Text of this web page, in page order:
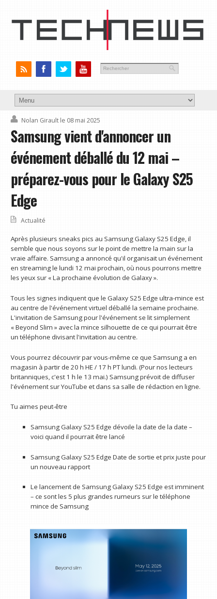
Nolan Girault le 08 mai 2025
Samsung vient d'annoncer un
événement déballé du 12 mai –
préparez-vous pour le Galaxy S25
Edge
Actualité
Après plusieurs sneaks pics au Samsung Galaxy S25 Edge, il
semble que nous soyons sur le point de mettre la main sur la
vraie affaire. Samsung a annoncé qu'il organisait un événement
en streaming le lundi 12 mai prochain, où nous pourrons mettre
les yeux sur « La prochaine évolution de Galaxy ».
Tous les signes indiquent que le Galaxy S25 Edge ultra-mince est
au centre de l'événement virtuel déballé la semaine prochaine.
L'invitation de Samsung pour l'événement se lit simplement
« Beyond Slim » avec la mince silhouette de ce qui pourrait être
un téléphone divisant l'invitation au centre.
Vous pourrez découvrir par vous-même ce que Samsung a en
magasin à partir de 20 h HE / 17 h PT lundi. (Pour nos lecteurs
britanniques, c'est 1 h le 13 mai.) Samsung prévoit de diffuser
l'événement sur YouTube et dans sa salle de rédaction en ligne.
Tu aimes peut-être
Samsung Galaxy S25 Edge dévoile la date de la date –
voici quand il pourrait être lancé
Samsung Galaxy S25 Edge Date de sortie et prix juste pour
un nouveau rapport
Le lancement de Samsung Galaxy S25 Edge est imminent
– ce sont les 5 plus grandes rumeurs sur le téléphone
mince de Samsung